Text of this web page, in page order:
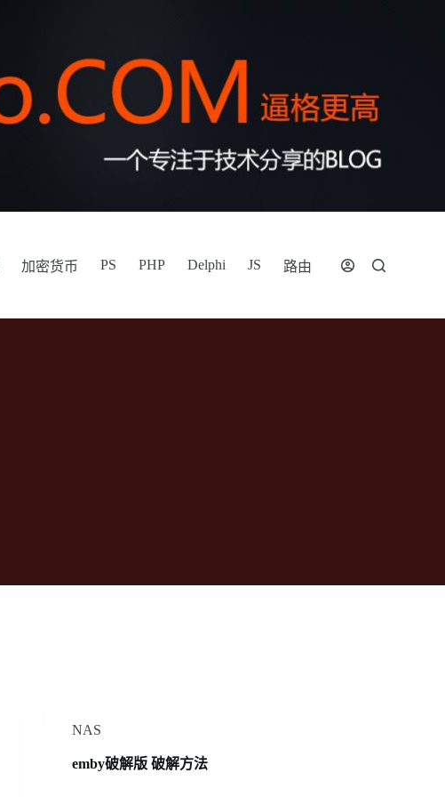
加密货币 PS PHP Delphi JS 路由
NAS
emby破解版 破解方法